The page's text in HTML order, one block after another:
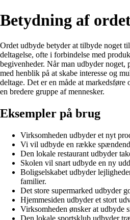
Betydning af
Ordet udbyde betyder at tilbyde noget
deltagelse, ofte i forbindelse med
begivenheder. Når man udbyder noget,
med henblik på at skabe interesse og
deltage. Det er en måde at
en bredere gruppe af mennesker.
Eksempler på brug
Virksomheden udbyder et nyt
Vi vil udbyde en række
Den lokale restaurant udbyder
Skolen vil snart udbyde en ny
Boligselskabet udbyder
familier.
Det store supermarked udbyder
Hjemmesiden udbyder et stort
Virksomheden ønsker at udbyde
Den lokale sportsklub udbyder